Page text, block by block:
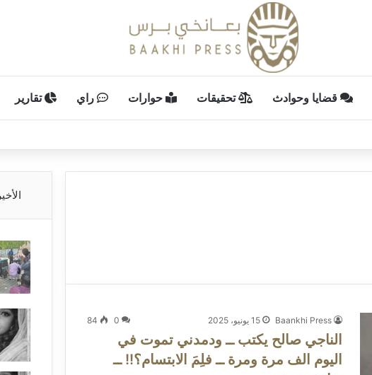
قضايا وحوادث تحقيقات حوارات راي تقارير
Baankhi Press 15 يونيو، 2025 0
84
الناجي صالح يكتب ــ ودمدني تموت في
اليوم الف مرة ومرة ــ فلِمَ الابتسام؟!! ــ